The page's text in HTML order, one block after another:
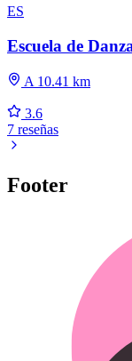
ES
Escuela de
A 10.41 km
3.6
7 reseñas
Footer